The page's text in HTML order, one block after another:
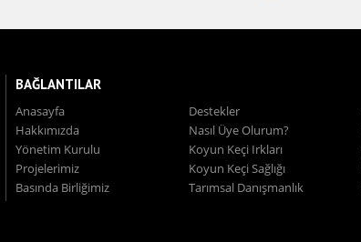
BAĞLANTILAR
Anasayfa
Hakkımızda
Yönetim Kurulu
Projelerimiz
Basında Birliğimiz
Destekler
Nasıl Üye Olurum?
Koyun Keçi Irkları
Koyun Keçi Sağlığı
Tarımsal Danışmanlık